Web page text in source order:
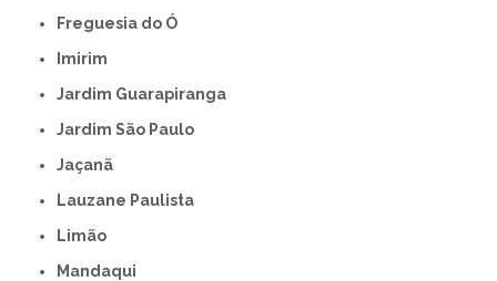
Freguesia do Ó
Imirim
Jardim Guarapiranga
Jardim São Paulo
Jaçanã
Lauzane Paulista
Limão
Mandaqui